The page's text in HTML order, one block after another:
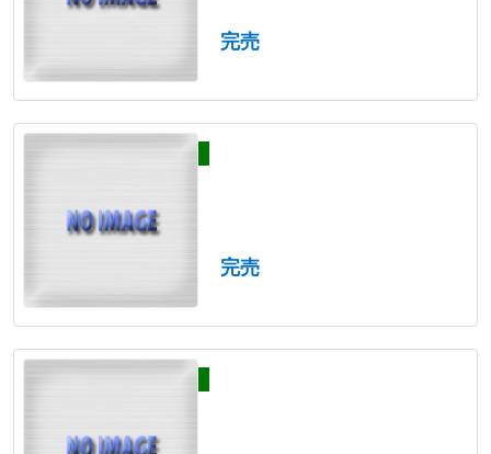
完売
完売